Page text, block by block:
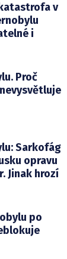
v
i
Proč
Sarkofág
opravu
Jinak hrozí
po